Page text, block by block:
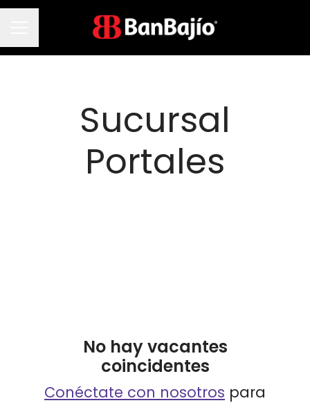
Menú de empleo
Sucursal
Portales
No hay vacantes
coincidentes
Conéctate con nosotros para